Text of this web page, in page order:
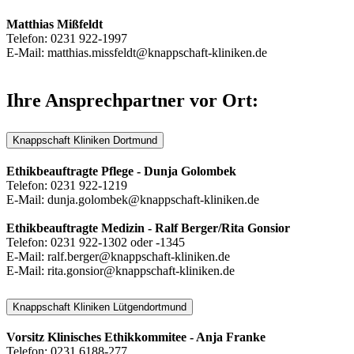
Matthias Mißfeldt
Telefon: 0231 922-1997
E-Mail: matthias.missfeldt@knappschaft-kliniken.de
Ihre Ansprechpartner vor Ort:
Knappschaft Kliniken Dortmund
Ethikbeauftragte Pflege - Dunja Golombek
Telefon: 0231 922-1219
E-Mail: dunja.golombek@knappschaft-kliniken.de
Ethikbeauftragte Medizin - Ralf Berger/Rita Gonsior
Telefon: 0231 922-1302 oder -1345
E-Mail: ralf.berger@knappschaft-kliniken.de
E-Mail: rita.gonsior@knappschaft-kliniken.de
Knappschaft Kliniken Lütgendortmund
Vorsitz Klinisches Ethikkommitee - Anja Franke